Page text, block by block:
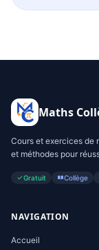
Maths
Cours et exercices de
et méthodes pour
Gratuit Collège
NAVIGATION
Accueil